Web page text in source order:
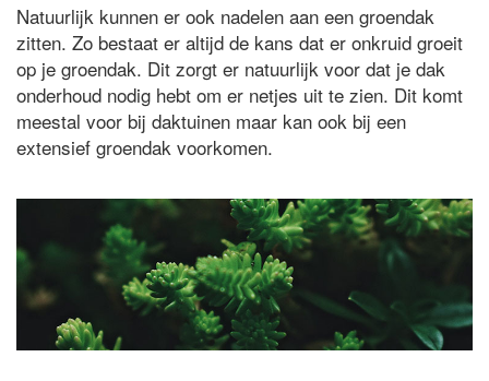
Natuurlijk kunnen er ook nadelen aan een groendak
zitten. Zo bestaat er altijd de kans dat er onkruid groeit
op je groendak. Dit zorgt er natuurlijk voor dat je dak
onderhoud nodig hebt om er netjes uit te zien. Dit komt
meestal voor bij daktuinen maar kan ook bij een
extensief groendak voorkomen.